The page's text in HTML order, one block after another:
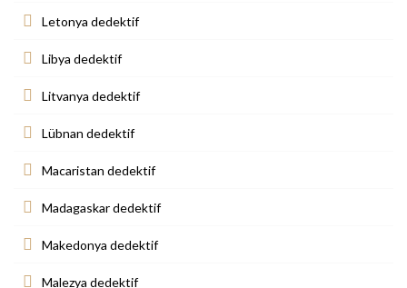
Letonya dedektif
Libya dedektif
Litvanya dedektif
Lübnan dedektif
Macaristan dedektif
Madagaskar dedektif
Makedonya dedektif
Malezya dedektif